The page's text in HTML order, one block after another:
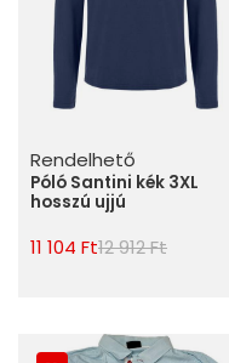
Rendelhető
Póló Santini kék 3XL
hosszú ujjú
11 104 Ft12 912 Ft